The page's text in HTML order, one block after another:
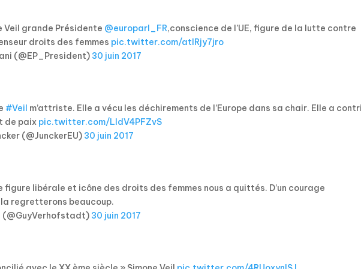
Veil grande Présidente @europarl_FR,conscience de l’UE, figure de la lutte contre
droits des femmes pic.twitter.com/atIRjy7jro
(@EP_President) 30 juin 2017
#Veil m’attriste. Elle a vécu les déchirements de l’Europe dans sa chair. Elle a
de paix pic.twitter.com/LldV4PFZvS
(@JunckerEU) 30 juin 2017
figure libérale et icône des droits des femmes nous a quittés. D’un courage
regretterons beaucoup.
30 juin 2017